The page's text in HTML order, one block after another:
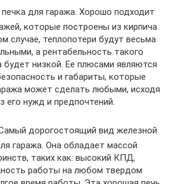
печка для гаража. Хорошо подходит
которые построены из кирпича.
случае, теплопотери будут весьма
а рентабельность такого
будет низкой. Ее плюсами являются
и габариты, которые
может сделать любыми, исходя
его нужд и предпочтений.
дорогостоящий вид железной
гаража. Она обладает массой
таких как: высокий КПД,
работы на любом твердом